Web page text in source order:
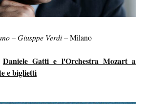
– Giusppe Verdi–Milano
Daniele Gatti e l'Orchestra Mozart a
e biglietti